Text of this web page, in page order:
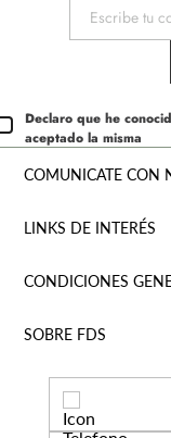
Declaro que he
aceptado la misma
COMUNICATE CON
LINKS DE INTERÉS
CONDICIONES
SOBRE FDS